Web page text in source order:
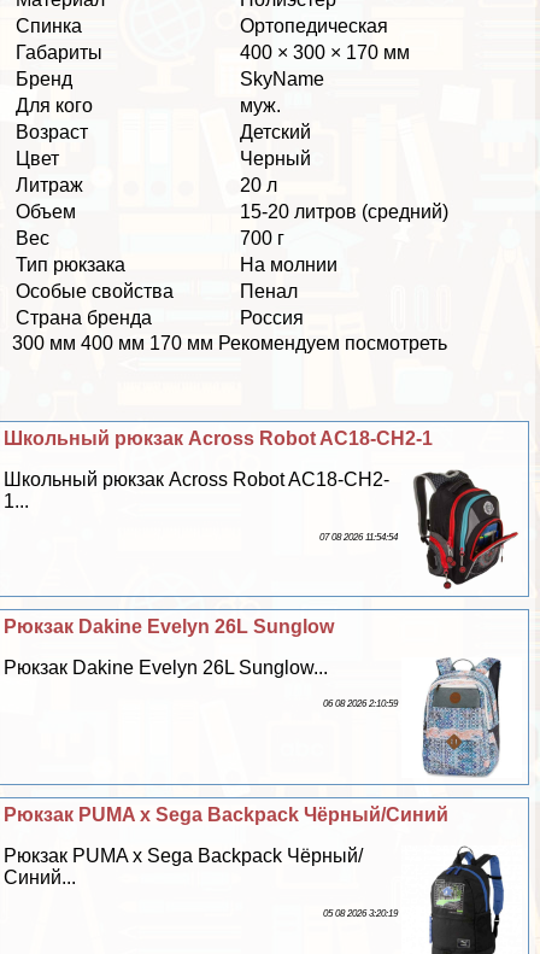
Спинка
Ортопедическая
Габариты
400 × 300 × 170 мм
Бренд
SkyName
Для кого
муж.
Возраст
Детский
Цвет
Черный
Литраж
20 л
Объем
15-20 литров (средний)
Вес
700 г
Тип рюкзака
На молнии
Особые свойства
Пенал
Страна бренда
Россия
300 мм 400 мм 170 мм Рекомендуем посмотреть
Школьный рюкзак Across Robot AC18-CH2-1
Школьный рюкзак Across Robot AC18-CH2-
1...
07 08 2026 11:54:54
Рюкзак Dakine Evelyn 26L Sunglow
Рюкзак Dakine Evelyn 26L Sunglow...
06 08 2026 2:10:59
Рюкзак PUMA x Sega Backpack Чёрный/Синий
Рюкзак PUMA x Sega Backpack Чёрный/
Синий...
05 08 2026 3:20:19